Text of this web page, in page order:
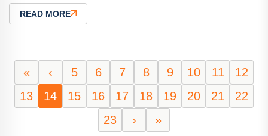
READ MORE
« ‹ 5 6 7 8 9 10 11
12
13
14 15 16 17 18 19 20 21
22
23
› »